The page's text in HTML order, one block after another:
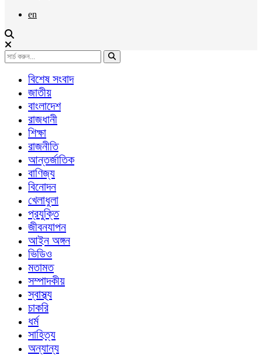
en
বিশেষ সংবাদ
জাতীয়
বাংলাদেশ
রাজধানী
শিক্ষা
রাজনীতি
আন্তর্জাতিক
বাণিজ্য
বিনোদন
খেলাধুলা
প্রযুক্তি
জীবনযাপন
আইন অঙ্গন
ভিডিও
মতামত
সম্পাদকীয়
স্বাস্থ্য
চাকরি
ধর্ম
সাহিত্য
অন্যান্য